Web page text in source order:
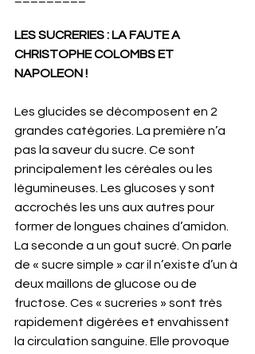
LES SUCRERIES : LA FAUTE A
CHRISTOPHE COLOMBS ET
NAPOLEON !
Les glucides se décomposent en 2
grandes catégories. La première n’a
pas la saveur du sucre. Ce sont
principalement les céréales ou les
légumineuses. Les glucoses y sont
accrochés les uns aux autres pour
former de longues chaines d’amidon.
La seconde a un gout sucré. On parle
de « sucre simple » car il n’existe d’un à
deux maillons de glucose ou de
fructose. Ces « sucreries » sont très
rapidement digérées et envahissent
la circulation sanguine. Elle provoque